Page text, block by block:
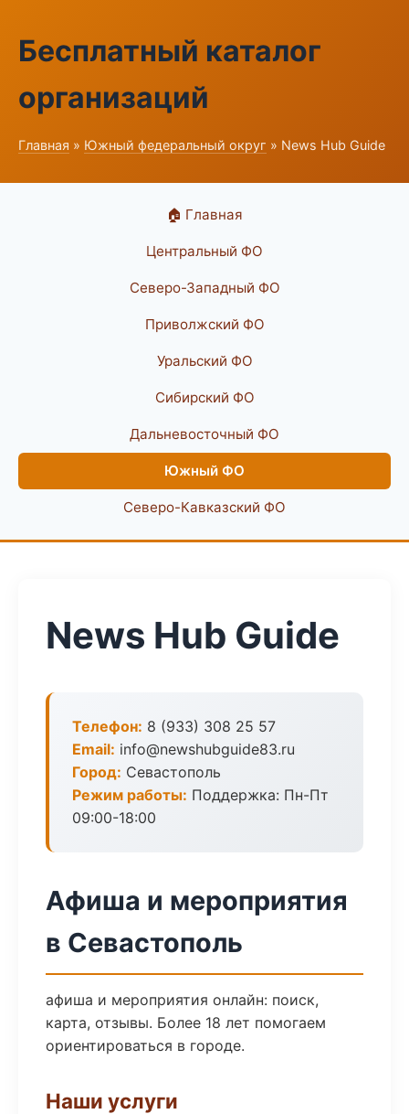
Бесплатный каталог
организаций
Главная » Южный федеральный округ » News Hub Guide
🏠 Главная
Центральный ФО
Северо-Западный ФО
Приволжский ФО
Уральский ФО
Сибирский ФО
Дальневосточный ФО
Южный ФО
Северо-Кавказский ФО
News Hub Guide
Телефон: 8 (933) 308 25 57
Email: info@newshubguide83.ru
Город: Севастополь
Режим работы: Поддержка: Пн-Пт
09:00-18:00
Афиша и мероприятия
в Севастополь
афиша и мероприятия онлайн: поиск,
карта, отзывы. Более 18 лет помогаем
ориентироваться в городе.
Наши услуги